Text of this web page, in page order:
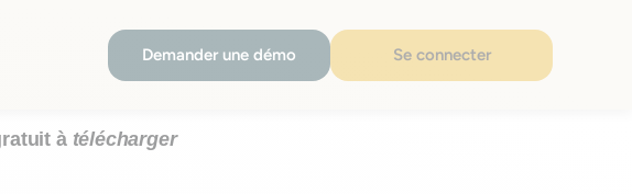
Demander une démo Se connecter
à télécharger